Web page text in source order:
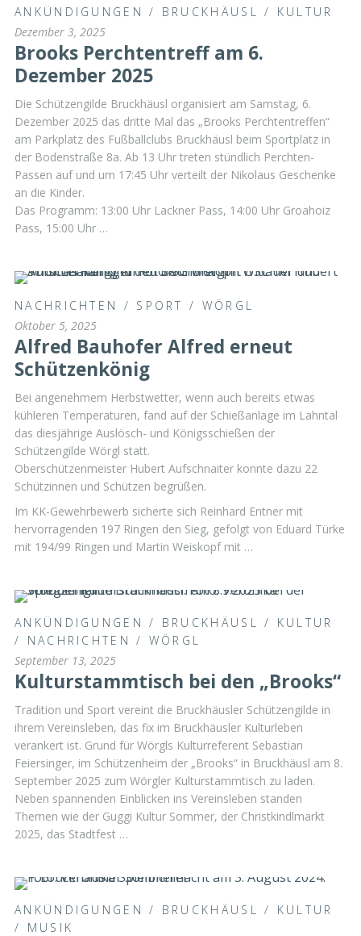
ANKÜNDIGUNGEN / BRUCKHÄUSL / KULTUR
Dezember 3, 2025
Brooks Perchtentreff am 6.
Dezember 2025
Die Schützengilde Bruckhäusl organisiert am Samstag, 6.
Dezember 2025 das dritte Mal das „Brooks Perchtentreffen“
am Parkplatz des Fußballclubs Bruckhäusl beim Sportplatz in
der Bodenstraße 8a. Ab 13 Uhr treten stündlich Perchten-
Passen auf und um 17:45 Uhr verteilt der Nikolaus Geschenke
an die Kinder.
Das Programm: 13:00 Uhr Lackner Pass, 14:00 Uhr Groahoiz
Pass, 15:00 Uhr …
NACHRICHTEN / SPORT / WÖRGL
Oktober 5, 2025
Alfred Bauhofer Alfred erneut
Schützenkönig
Bei angenehmem Herbstwetter, wenn auch bereits etwas
kühleren Temperaturen, fand auf der Schießanlage im Lahntal
das diesjährige Auslösch- und Königsschießen der
Schützengilde Wörgl statt.
Oberschützenmeister Hubert Aufschnaiter konnte dazu 22
Schützinnen und Schützen begrüßen.
Im KK-Gewehrbewerb sicherte sich Reinhard Entner mit
hervorragenden 197 Ringen den Sieg, gefolgt von Eduard Türke
mit 194/99 Ringen und Martin Weiskopf mit …
ANKÜNDIGUNGEN / BRUCKHÄUSL / KULTUR
/ NACHRICHTEN / WÖRGL
September 13, 2025
Kulturstammtisch bei den „Brooks“
Tradition und Sport vereint die Bruckhäusler Schützengilde in
ihrem Vereinsleben, das fix im Bruckhäusler Kulturleben
verankert ist. Grund für Wörgls Kulturreferent Sebastian
Feiersinger, im Schützenheim der „Brooks“ in Bruckhäusl am 8.
September 2025 zum Wörgler Kulturstammtisch zu laden.
Neben spannenden Einblicken ins Vereinsleben standen
Themen wie der Guggi Kultur Sommer, der Christkindlmarkt
2025, das Stadtfest …
ANKÜNDIGUNGEN / BRUCKHÄUSL / KULTUR
/ MUSIK